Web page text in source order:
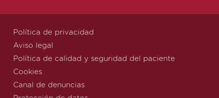
Política de privacidad
Aviso legal
Política de calidad y seguridad del paciente
Cookies
Canal de denuncias